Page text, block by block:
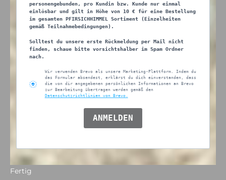
personengebunden, pro Kundin bzw. Kunde nur einmal
einlösbar und gilt in Höhe von 10 € für eine Bestellung
im gesamten PFIRSICHHIMMEL Sortiment (Einzelheiten
gemäß Teilnahmebedingungen).
Solltest du unsere erste Rückmeldung per Mail nicht
finden, schaue bitte vorsichtshalber im Spam Ordner
nach.
Wir verwenden Brevo als unsere Marketing-Plattform. Indem du
das Formular absendest, erklärst du dich einverstanden, dass
die von dir angegebenen persönlichen Informationen an Brevo
zur Bearbeitung übertragen werden gemäß den
Datenschutzrichtlinien von Brevo.
ANMELDEN
Fertig